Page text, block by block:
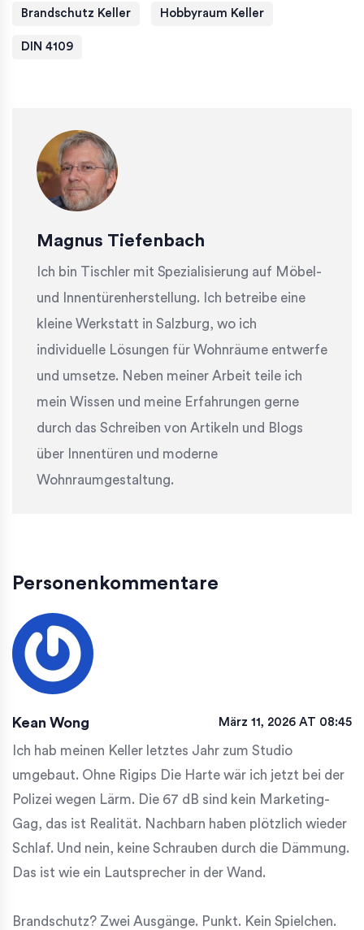
Brandschutz Keller Hobbyraum Keller
DIN 4109
Magnus Tiefenbach
Ich bin Tischler mit Spezialisierung auf Möbel-
und Innentürenherstellung. Ich betreibe eine
kleine Werkstatt in Salzburg, wo ich
individuelle Lösungen für Wohnräume entwerfe
und umsetze. Neben meiner Arbeit teile ich
mein Wissen und meine Erfahrungen gerne
durch das Schreiben von Artikeln und Blogs
über Innentüren und moderne
Wohnraumgestaltung.
Personenkommentare
Kean Wong März 11, 2026 AT 08:45
Ich hab meinen Keller letztes Jahr zum Studio
umgebaut. Ohne Rigips Die Harte wär ich jetzt bei der
Polizei wegen Lärm. Die 67 dB sind kein Marketing-
Gag, das ist Realität. Nachbarn haben plötzlich wieder
Schlaf. Und nein, keine Schrauben durch die Dämmung.
Das ist wie ein Lautsprecher in der Wand.
Brandschutz? Zwei Ausgänge. Punkt. Kein Spielchen.